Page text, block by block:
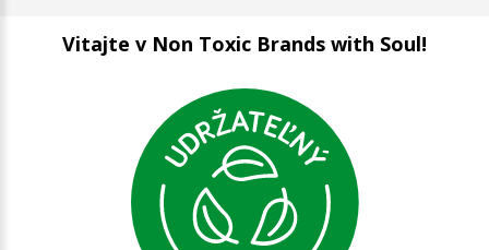
Vitajte v Non Toxic Brands with Soul!